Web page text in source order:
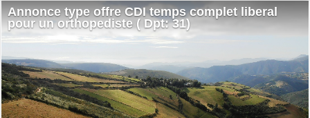
Annonce type offre CDI temps complet liberal
pour un orthopediste ( Dpt: 31)